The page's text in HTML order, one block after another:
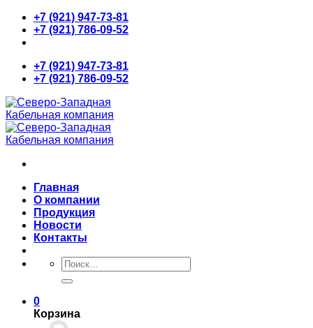
Skip
content
+7 (921) 947-73-81
+7 (921) 786-09-52
+7 (921) 947-73-81
+7 (921) 786-09-52
Главная
О компании
Продукция
Новости
Контакты
Искать:
0
Корзина